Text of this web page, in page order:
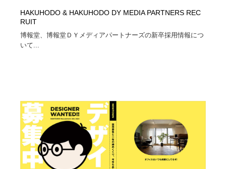
HAKUHODO & HAKUHODO DY MEDIA PARTNERS REC
RUIT
博報堂、博報堂ＤＹメディアパートナーズの新卒採用情報につ
いて...